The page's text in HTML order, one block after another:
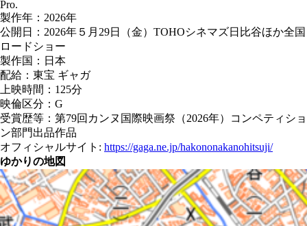
Pro.
製作年：2026年
公開日：2026年５月29日（金）TOHOシネマズ日比谷ほか全国
ロードショー
製作国：日本
配給：東宝 ギャガ
上映時間：125分
映倫区分：G
受賞歴等：第79回カンヌ国際映画祭（2026年）コンペティショ
ン部門出品作品
オフィシャルサイト: https://gaga.ne.jp/hakononakanohitsuji/
ゆかりの地図